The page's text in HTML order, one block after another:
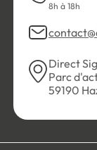
8h à 18h
Direct
Parc
59190